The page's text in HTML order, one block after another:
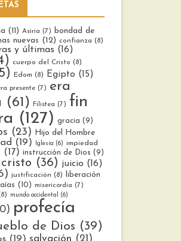
(11) Asiria (7) bondad de
nuevas (12) confianza (8)
y últimas (16)
cuerpo del Cristo (8)
Edom (8) Egipto (15)
presente(7) era
(61) Filistea (7) fin
(127) gracia (9)
(23)
Hijo del Hombre
(19) Iglesia (6) impiedad
(17) instrucción de Dios (9)
(36) juicio (16)
justificación (8)
liberación
(10) misericordia (7)
mundo occidental (6)
profecía
de Dios (39)
(19) salvación (21)